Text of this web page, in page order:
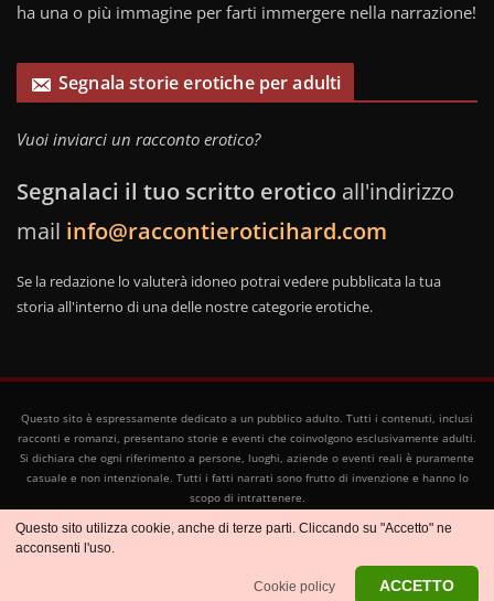
ha una o più immagine per farti immergere nella narrazione!
Segnala storie erotiche per adulti
Vuoi inviarci un racconto erotico?
Segnalaci il tuo scritto erotico all'indirizzo
mail info@raccontieroticihard.com
Se la redazione lo valuterà idoneo potrai vedere pubblicata la tua
storia all'interno di una delle nostre categorie erotiche.
Questo sito è espressamente dedicato a un pubblico adulto. Tutti i contenuti, inclusi
racconti e romanzi, presentano storie e eventi che coinvolgono esclusivamente adulti.
Si dichiara che ogni riferimento a persone, luoghi, aziende o eventi reali è puramente
casuale e non intenzionale. Tutti i fatti narrati sono frutto di invenzione e hanno lo
scopo di intrattenere.
Copyright © 2026Racconti Erotici- Tutti i diritti riservati
info@raccontieroticihard.com
Questo sito utilizza cookie, anche di terze parti. Cliccando su "Accetto" ne
acconsenti l'uso.
Cookie policy ACCETTO